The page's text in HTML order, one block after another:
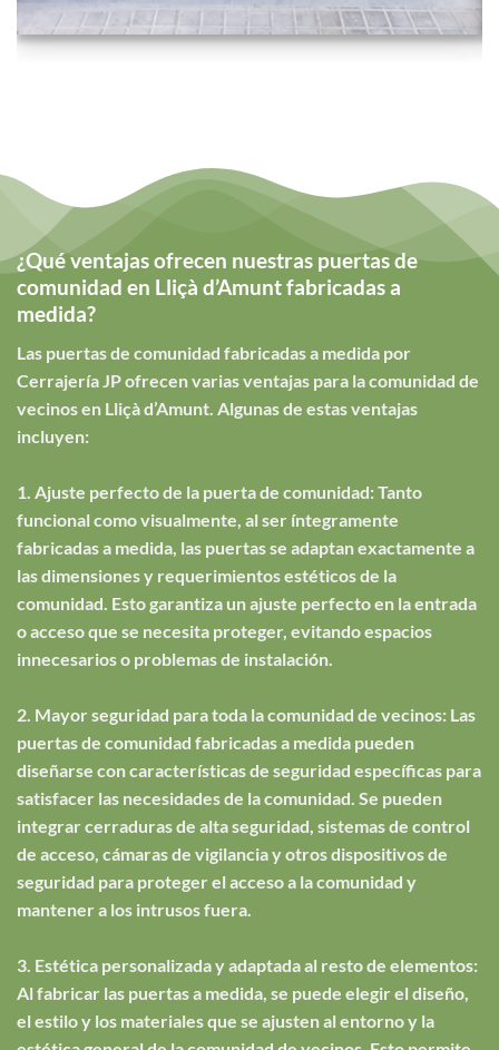
¿Qué ventajas ofrecen nuestras puertas de
comunidad en Lliçà d’Amunt fabricadas a
medida?
Las puertas de comunidad fabricadas a medida por
Cerrajería JP ofrecen varias ventajas para la comunidad de
vecinos en Lliçà d’Amunt. Algunas de estas ventajas
incluyen:
1. Ajuste perfecto de la puerta de comunidad: Tanto
funcional como visualmente, al ser íntegramente
fabricadas a medida, las puertas se adaptan exactamente a
las dimensiones y requerimientos estéticos de la
comunidad. Esto garantiza un ajuste perfecto en la entrada
o acceso que se necesita proteger, evitando espacios
innecesarios o problemas de instalación.
2. Mayor seguridad para toda la comunidad de vecinos: Las
puertas de comunidad fabricadas a medida pueden
diseñarse con características de seguridad específicas para
satisfacer las necesidades de la comunidad. Se pueden
integrar cerraduras de alta seguridad, sistemas de control
de acceso, cámaras de vigilancia y otros dispositivos de
seguridad para proteger el acceso a la comunidad y
mantener a los intrusos fuera.
3. Estética personalizada y adaptada al resto de elementos:
Al fabricar las puertas a medida, se puede elegir el diseño,
el estilo y los materiales que se ajusten al entorno y la